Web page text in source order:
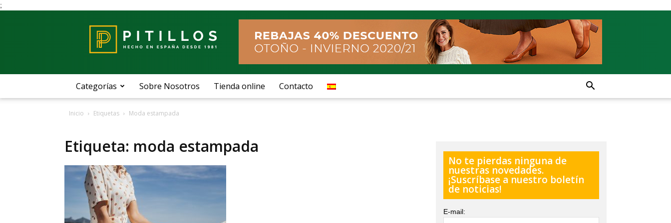
;
Pitillos
Categorías Sobre Nosotros Tienda online Contacto
Inicio Etiquetas Moda estampada
Etiqueta: moda estampada
No te pierdas ninguna de
nuestras novedades.
¡Suscríbase a nuestro boletín
de noticias!
E-mail: